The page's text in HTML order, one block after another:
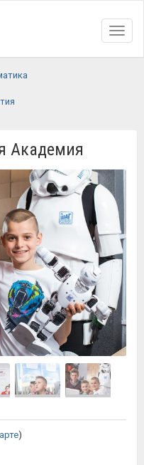
Академия
)